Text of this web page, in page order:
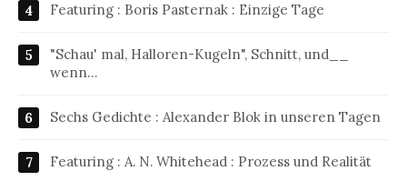
Featuring : Boris Pasternak : Einzige Tage
"Schau' mal, Halloren-Kugeln", Schnitt, und__
wenn…
Sechs Gedichte : Alexander Blok in unseren Tagen
Featuring : A. N. Whitehead : Prozess und Realität